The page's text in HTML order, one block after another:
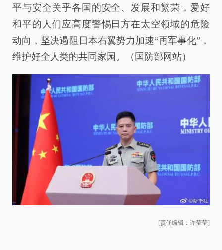
平与安全关乎各国的安全、发展和繁荣，爱好
和平的人们应高度警惕日方在太空领域的危险
动向，坚决遏阻日本右翼势力加速“再军事化”，
维护好全人类的共同家园。（国防部网站）
[责任编辑：许莹莹]